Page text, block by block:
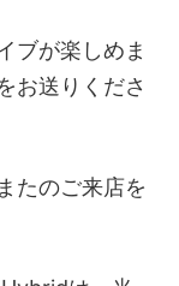
ブが楽しめま
お送りくださ
たのご来店を